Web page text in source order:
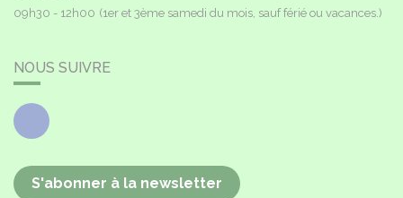
09h30 - 12h00 (1er et 3ème samedi du mois, sauf férié ou vacances.)
NOUS SUIVRE
Facebook
S'abonner à la newsletter